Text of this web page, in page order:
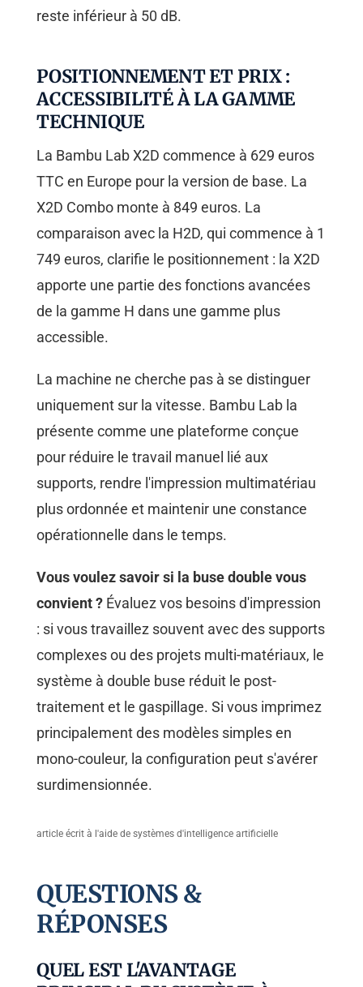
reste inférieur à 50 dB.
POSITIONNEMENT ET PRIX :
ACCESSIBILITÉ À LA GAMME
TECHNIQUE
La Bambu Lab X2D commence à 629 euros
TTC en Europe pour la version de base. La
X2D Combo monte à 849 euros. La
comparaison avec la H2D, qui commence à 1
749 euros, clarifie le positionnement : la X2D
apporte une partie des fonctions avancées
de la gamme H dans une gamme plus
accessible.
La machine ne cherche pas à se distinguer
uniquement sur la vitesse. Bambu Lab la
présente comme une plateforme conçue
pour réduire le travail manuel lié aux
supports, rendre l'impression multimatériau
plus ordonnée et maintenir une constance
opérationnelle dans le temps.
Vous voulez savoir si la buse double vous
convient ? Évaluez vos besoins d'impression
: si vous travaillez souvent avec des supports
complexes ou des projets multi-matériaux, le
système à double buse réduit le post-
traitement et le gaspillage. Si vous imprimez
principalement des modèles simples en
mono-couleur, la configuration peut s'avérer
surdimensionnée.
article écrit à l'aide de systèmes d'intelligence artificielle
QUESTIONS &
RÉPONSES
QUEL EST L'AVANTAGE